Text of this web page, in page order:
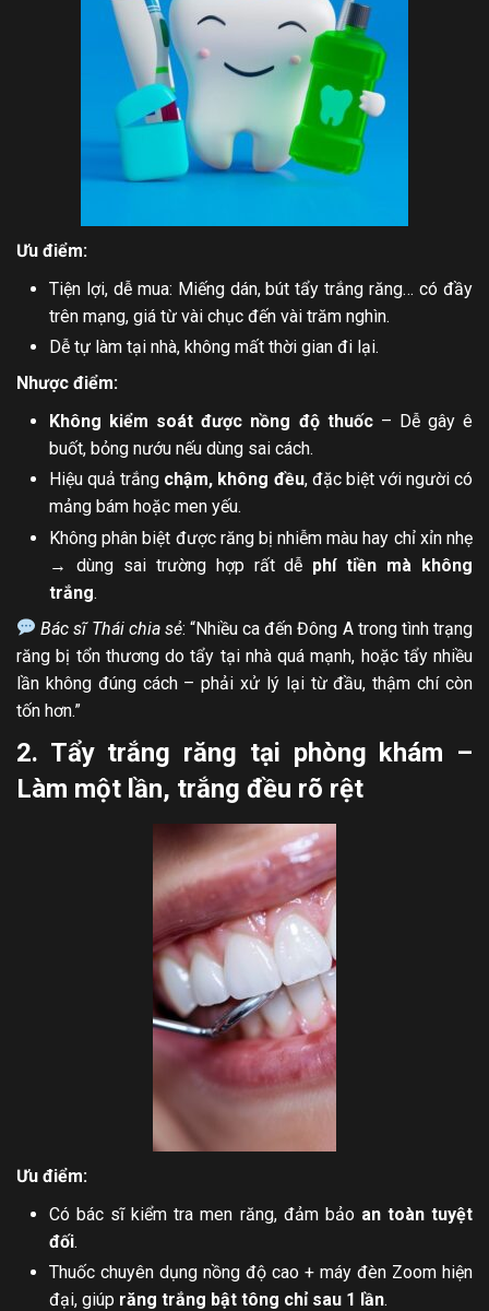
Ưu điểm:
Tiện lợi, dễ mua: Miếng dán, bút tẩy trắng răng… có đầy
trên mạng, giá từ vài chục đến vài trăm nghìn.
Dễ tự làm tại nhà, không mất thời gian đi lại.
Nhược điểm:
Không kiểm soát được nồng độ thuốc– Dễ gây ê
buốt, bỏng nướu nếu dùng sai cách.
Hiệu quả trắng chậm, không đều, đặc biệt với người có
mảng bám hoặc men yếu.
Không phân biệt được răng bị nhiễm màu hay chỉ xỉn nhẹ
→ dùng sai trường hợp rất dễ phí tiền mà không
trắng.
Bác sĩ Thái chia sẻ: “Nhiều ca đến Đông A trong tình trạng
răng bị tổn thương do tẩy tại nhà quá mạnh, hoặc tẩy nhiều
lần không đúng cách – phải xử lý lại từ đầu, thậm chí còn
tốn hơn.”
2. Tẩy trắng răng tại phòng khám –
Làm một lần, trắng đều rõ rệt
Ưu điểm:
Có bác sĩ kiểm tra men răng, đảm bảo an toàn tuyệt
đối.
Thuốc chuyên dụng nồng độ cao + máy đèn Zoom hiện
đại, giúp răng trắng bật tông chỉ sau 1 lần.